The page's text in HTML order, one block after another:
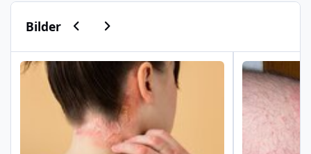
BilderVorherige Karussell-Folie
Nächste Karussell-Folie
Psoriasis am Haaransatz und an der Hand